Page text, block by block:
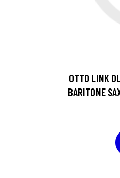
OTTO LINK
BARITONE